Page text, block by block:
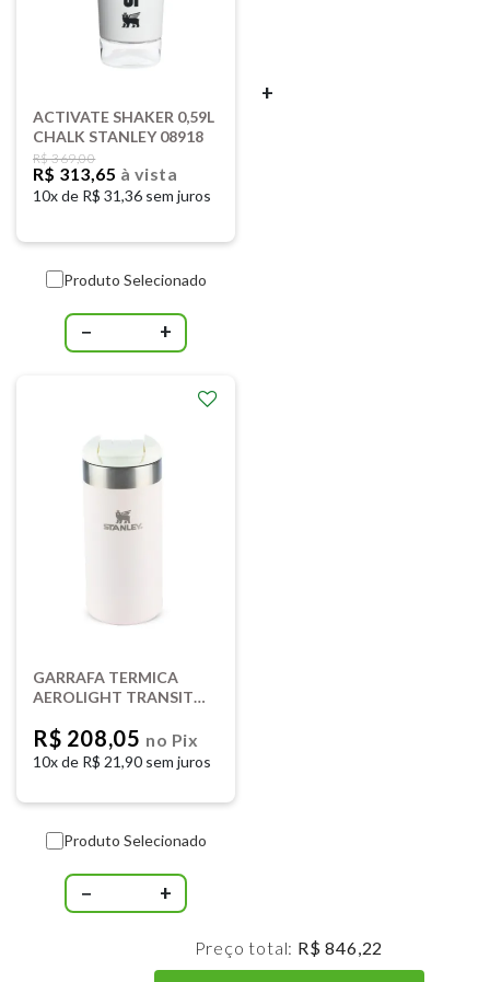
ACTIVATE SHAKER 0,59L
CHALK STANLEY 08918
R$ 369,00
R$ 313,65 à vista
10x de R$ 31,36 sem juros
Produto Selecionado
− +
+
GARRAFA TERMICA
AEROLIGHT TRANSIT
08654
R$ 208,05 no Pix
10x de R$ 21,90 sem juros
Produto Selecionado
− +
Preço total: R$ 846,22